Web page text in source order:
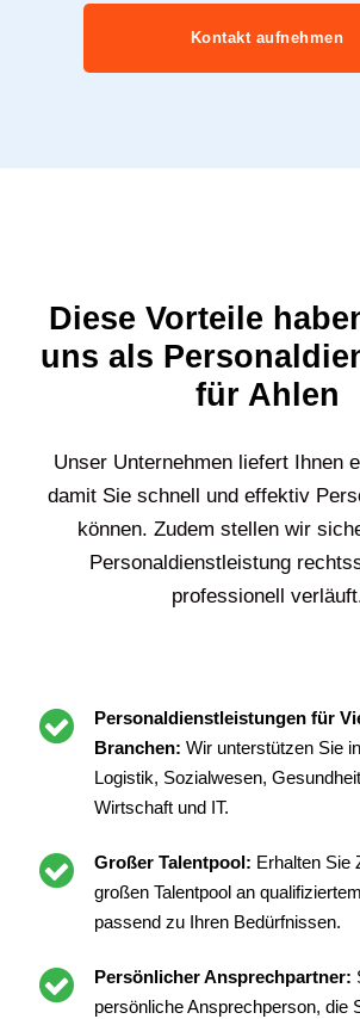
Kontakt aufnehmen
Diese Vorteile
uns als
für Ahlen
Unser Unternehmen liefert Ihnen
damit Sie schnell und effektiv
können. Zudem stellen wir
Personaldienstleistung
professionell
Personaldienstleistungen für
Branchen: Wir unterstützen Sie
Logistik, Sozialwesen,
Wirtschaft und IT.
Großer Talentpool: Erhalten Sie
großen Talentpool an
passend zu Ihren Bedürfnissen.
Persönlicher Ansprechpartner:
persönliche Ansprechperson, die